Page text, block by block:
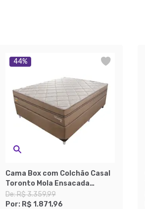
44%
Cama Box com Colchão Casal
Toronto Mola Ensacada
(70x138x188) Dourado e Bege
De:R$ 3.359,99
Por: R$ 1.871,96